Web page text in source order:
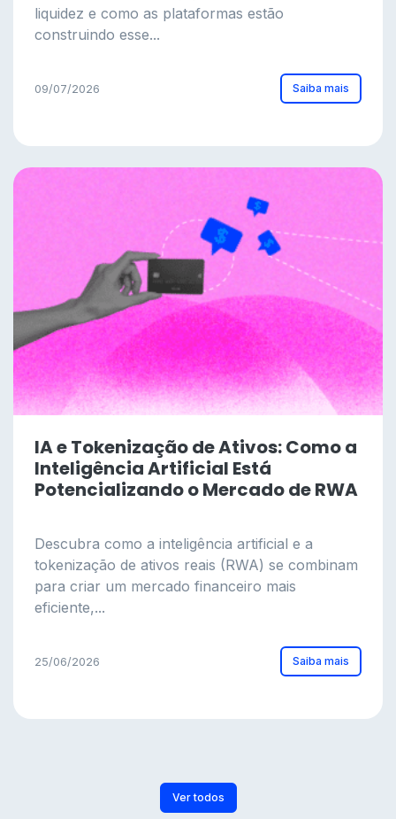
liquidez e como as plataformas estão
construindo esse...
09/07/2026 Saiba mais
IA e Tokenização de Ativos: Como a
Inteligência Artificial Está
Potencializando o Mercado de RWA
Descubra como a inteligência artificial e a
tokenização de ativos reais (RWA) se combinam
para criar um mercado financeiro mais
eficiente,...
25/06/2026 Saiba mais
Ver todos